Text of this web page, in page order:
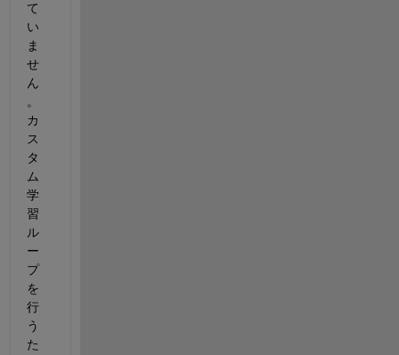
て
い
ま
せ
ん
。
カ
ス
タ
ム
学
習
ル
ー
プ
を
行
う
た